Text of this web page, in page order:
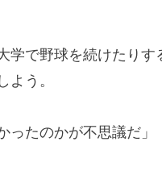
で野球を続けたりす
う。
たのかが不思議だ」